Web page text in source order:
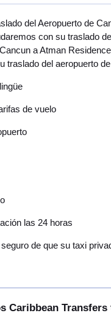
del Aeropuerto de
con su traslado
a Atman
traslado del aeropuerto
de vuelo
las 24 horas
de que su taxi
Caribbean